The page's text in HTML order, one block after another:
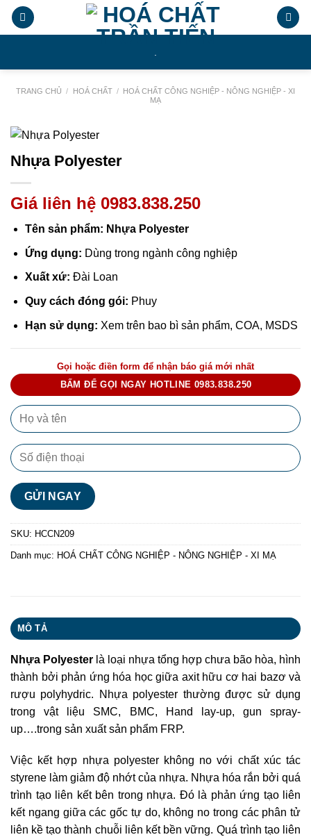
Chuyển
đến
TRANG CHỦ / HOÁ CHẤT / HOÁ CHẤT CÔNG NGHIỆP - NÔNG NGHIỆP - XI
MẠ
Nhựa Polyester
Giá liên hệ 0983.838.250
Tên sản phẩm: Nhựa Polyester
Ứng dụng: Dùng trong ngành công nghiệp
Xuất xứ: Đài Loan
Quy cách đóng gói: Phuy
Hạn sử dụng: Xem trên bao bì sản phẩm, COA, MSDS
Gọi hoặc điền form để nhận báo giá mới nhất
BẤM ĐỂ GỌI NGAY HOTLINE 0983.838.250
SKU: HCCN209
Danh mục: HOÁ CHẤT CÔNG NGHIỆP - NÔNG NGHIỆP - XI MẠ
MÔ TẢ
Nhựa Polyester là loại nhựa tổng hợp chưa bão hòa, hình
thành bởi phản ứng hóa học giữa axit hữu cơ hai bazơ và
rượu polyhydric. Nhựa polyester thường được sử dụng
trong vật liệu SMC, BMC, Hand lay-up, gun spray-
up….trong sản xuất sản phẩm FRP.
Việc kết hợp nhựa polyester không no với chất xúc tác
styrene làm giảm độ nhớt của nhựa. Nhựa hóa rắn bởi quá
trình tạo liên kết bên trong nhựa. Đó là phản ứng tạo liên
kết ngang giữa các gốc tự do, không no trong các phân tử
liên kề tạo thành chuỗi liên kết bền vững. Quá trình tạo liên